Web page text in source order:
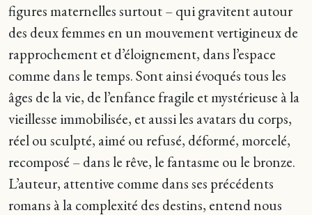
figures maternelles surtout – qui gravitent autour
des deux femmes en un mouvement vertigineux de
rapprochement et d’éloignement, dans l’espace
comme dans le temps. Sont ainsi évoqués tous les
âges de la vie, de l’enfance fragile et mystérieuse à la
vieillesse immobilisée, et aussi les avatars du corps,
réel ou sculpté, aimé ou refusé, déformé, morcelé,
recomposé – dans le rêve, le fantasme ou le bronze.
L’auteur, attentive comme dans ses précédents
romans à la complexité des destins, entend nous